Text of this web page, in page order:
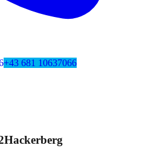
+43 681 10637066
Hackerberg